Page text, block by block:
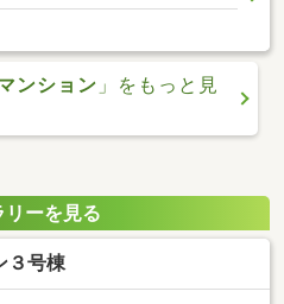
ンション 」をもっと見
ーを見る
３号棟